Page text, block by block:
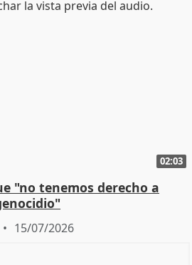
02:03
"no tenemos derecho a
15/07/2026